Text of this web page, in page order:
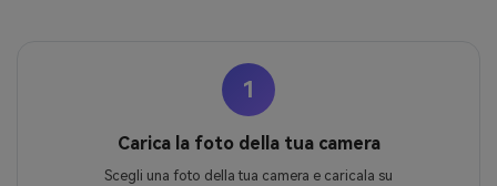
1
Carica la foto della tua camera
Scegli una foto della tua camera e caricala su